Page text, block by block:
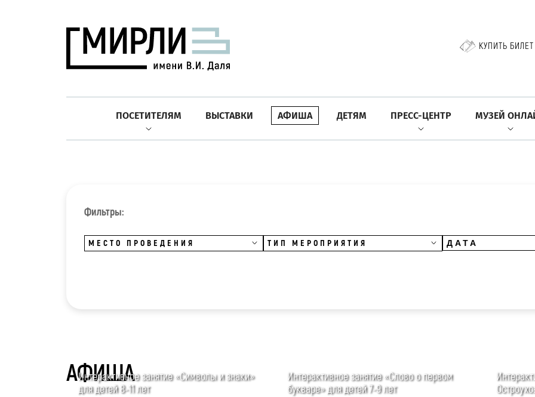
КУПИТЬ БИЛЕТ
ПОСЕТИТЕЛЯМ ВЫСТАВКИ АФИША ДЕТЯМ ПРЕСС-ЦЕНТР МУЗЕЙ
Фильтры:
МЕСТО ПРОВЕДЕНИЯ ТИП МЕРОПРИЯТИЯ
АФИША
Интерактивное занятие «Символы и знаки»
для детей 8-11 лет
Интерактивное занятие «Слово о первом
букваре» для детей 7-9 лет